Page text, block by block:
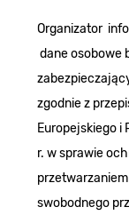
Organizator
dane osobowe
zgodnie z
Europejskiego i
r. w sprawie
swobodnego